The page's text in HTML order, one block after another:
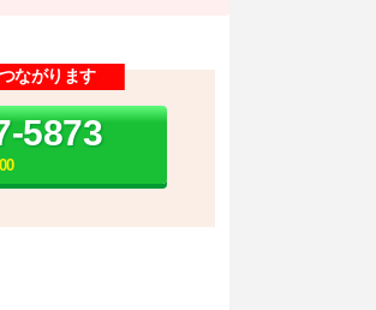
ながります
5873